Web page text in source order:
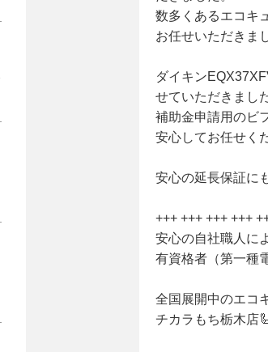
数多くあるエコキ
お任せいただきま
ダイキン
せていただきまし
補助金申請用のビ
安心してお任せく
安心の延長保証に
+++ +++ +++ +++
安心の自社職人に
有資格者（第一種
全国展開中のエコ
チカラもち栃木店